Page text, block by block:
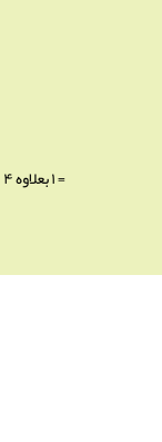
= ۱ بعلاوه ۴